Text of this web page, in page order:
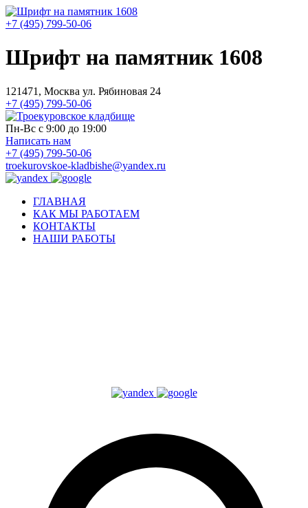
+7 (495) 799-50-06
Шрифт на памятник 1608
121471, Москва ул. Рябиновая 24
+7 (495) 799-50-06
Пн-Вс с 9:00 до 19:00
Написать нам
+7 (495) 799-50-06
troekurovskoe-kladbishe@yandex.ru
ГЛАВНАЯ
КАК МЫ РАБОТАЕМ
КОНТАКТЫ
НАШИ РАБОТЫ